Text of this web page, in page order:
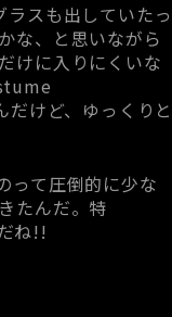
スも出していたっ
な、と思いながら
けに入りにくいな
けど、ゆっくりと
って圧倒的に少な
たんだ。特
ね!!